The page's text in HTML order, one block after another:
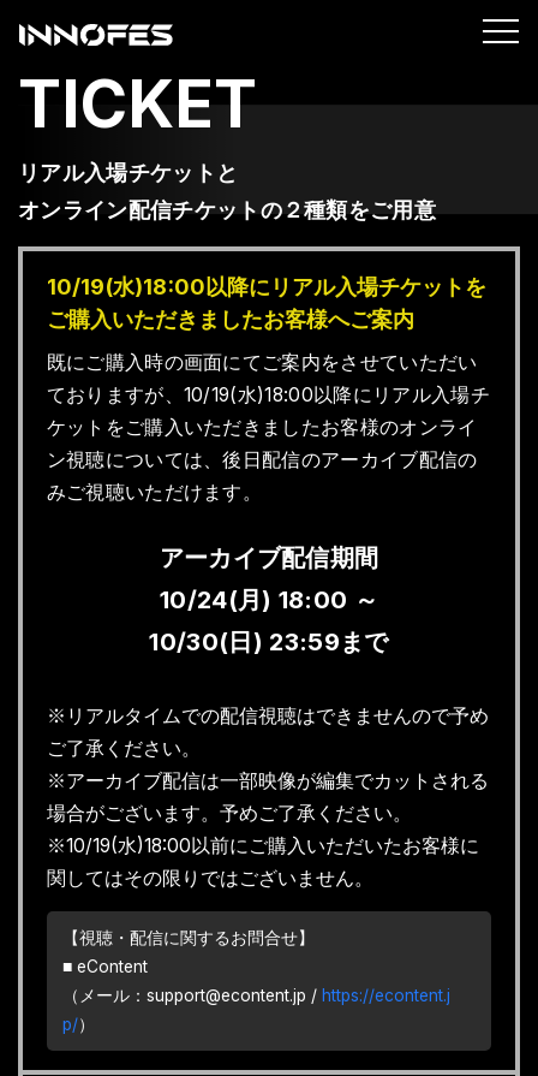
TICKET
リアル入場チケットと
オンライン配信チケットの２種類をご用意
10/19(水)18:00以降にリアル入場チケットを
ご購入いただきましたお客様へご案内
既にご購入時の画面にてご案内をさせていただい
ておりますが、10/19(水)18:00以降にリアル入場チ
ケットをご購入いただきましたお客様のオンライ
ン視聴については、後日配信のアーカイブ配信の
みご視聴いただけます。
アーカイブ配信期間
10/24(月) 18:00 ～
10/30(日) 23:59まで
※リアルタイムでの配信視聴はできませんので予め
ご了承ください。
※アーカイブ配信は一部映像が編集でカットされる
場合がございます。予めご了承ください。
※10/19(水)18:00以前にご購入いただいたお客様に
関してはその限りではございません。
【視聴・配信に関するお問合せ】
■ eContent
（メール：support@econtent.jp / https://econtent.j
p/）